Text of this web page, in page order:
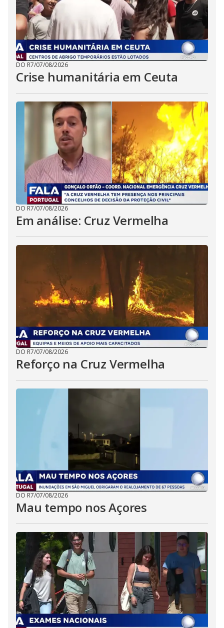
DO R7/07/08/2026
Crise humanitária em Ceuta
DO R7/07/08/2026
Em análise: Cruz Vermelha
DO R7/07/08/2026
Reforço na Cruz Vermelha
DO R7/07/08/2026
Mau tempo nos Açores